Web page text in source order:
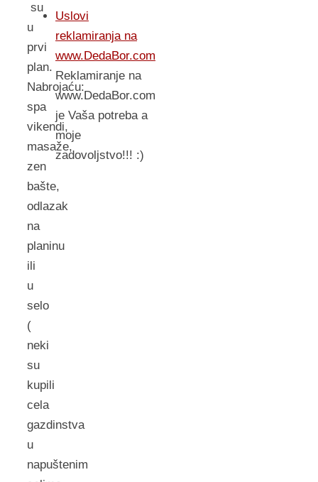
su
u
prvi
plan.
Nabrojaću:
spa
vikendi,
masaže,
zen
bašte,
odlazak
na
planinu
ili
u
selo
(
neki
su
kupili
cela
gazdinstva
u
napuštenim
Uslovi
reklamiranja na
www.DedaBor.com
Reklamiranje na
www.DedaBor.com
je Vaša potreba a
moje
zadovoljstvo!!! :)